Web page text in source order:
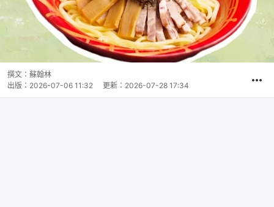
撰文： 蘇翰林
出版： 2026-07-06 11:32 更新： 2026-07-28 17:34